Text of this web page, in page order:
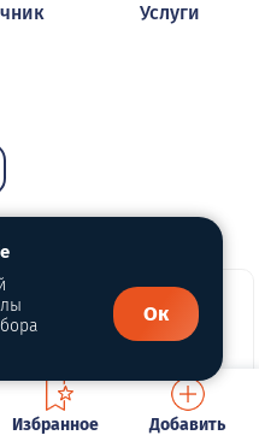
Услуги
объявления о
вещах в Белорецке.
Избранное Добавить
Ок